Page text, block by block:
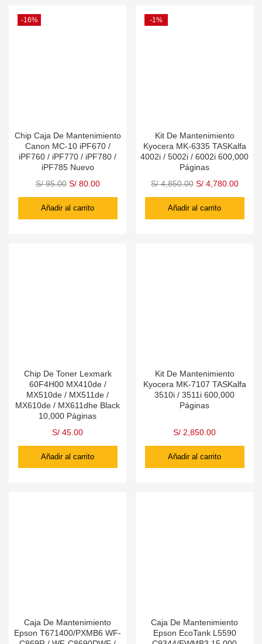
-16%
Chip Caja De Mantenimiento
Canon MC-10 iPF670 /
iPF760 / iPF770 / iPF780 /
iPF785 Nuevo
S/95.00 S/80.00
Añadir al carrito
-1%
Kit De Mantenimiento
Kyocera MK-6335 TASKalfa
4002i / 5002i / 6002i 600,000
Páginas
S/4,850.00 S/4,780.00
Añadir al carrito
Chip De Toner Lexmark
60F4H00 MX410de /
MX510de / MX511de /
MX610de / MX611dhe Black
10,000 Páginas
S/ 45.00
Añadir al carrito
Kit De Mantenimiento
Kyocera MK-7107 TASKalfa
3510i / 3511i 600,000
Páginas
S/ 2,850.00
Añadir al carrito
Caja De Mantenimiento
Epson T671400/PXMB6 WF-
Caja De Mantenimiento
Epson EcoTank L5590